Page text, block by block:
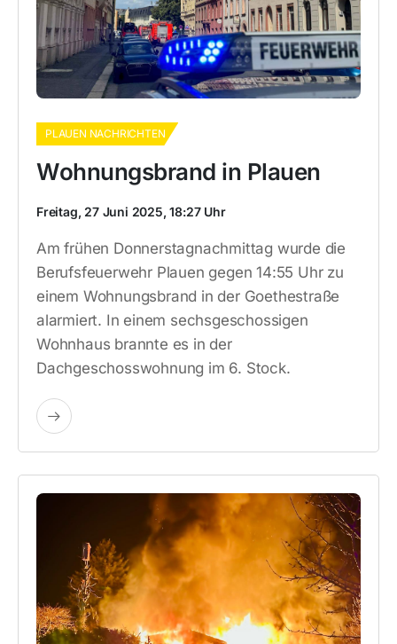
PLAUEN NACHRICHTEN
Wohnungsbrand in Plauen
Freitag, 27 Juni 2025, 18:27 Uhr
Am frühen Donnerstagnachmittag wurde die
Berufsfeuerwehr Plauen gegen 14:55 Uhr zu
einem Wohnungsbrand in der Goethestraße
alarmiert. In einem sechsgeschossigen
Wohnhaus brannte es in der
Dachgeschosswohnung im 6. Stock.